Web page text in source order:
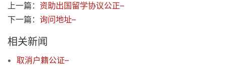
上一篇： 资助出国留学协议公正–
下一篇： 询问地址–
相关新闻
取消户籍公证–